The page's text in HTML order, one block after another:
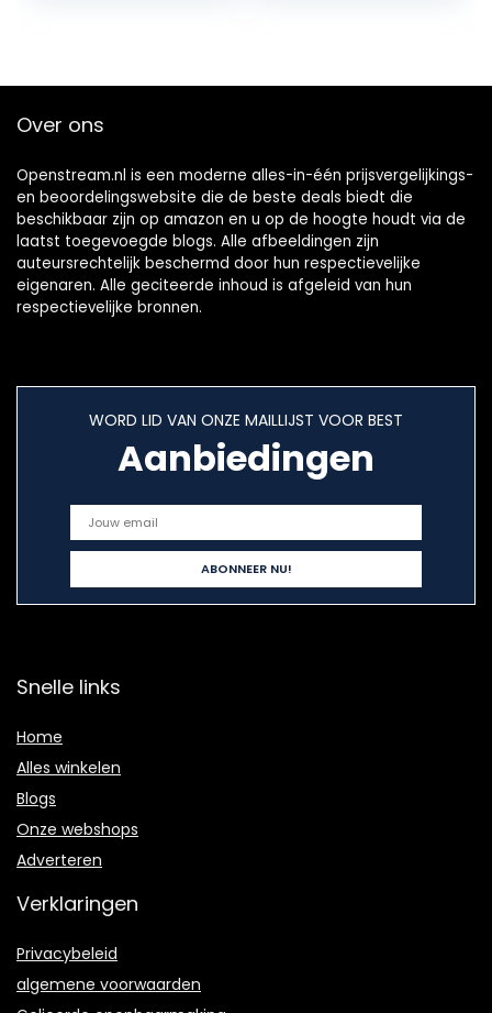
Over ons
Openstream.nl is een moderne alles-in-één prijsvergelijkings-
en beoordelingswebsite die de beste deals biedt die
beschikbaar zijn op amazon en u op de hoogte houdt via de
laatst toegevoegde blogs. Alle afbeeldingen zijn
auteursrechtelijk beschermd door hun respectievelijke
eigenaren. Alle geciteerde inhoud is afgeleid van hun
respectievelijke bronnen.
WORD LID VAN ONZE MAILLIJST VOOR BEST
Aanbiedingen
Snelle links
Home
Alles winkelen
Blogs
Onze webshops
Adverteren
Verklaringen
Privacybeleid
algemene voorwaarden